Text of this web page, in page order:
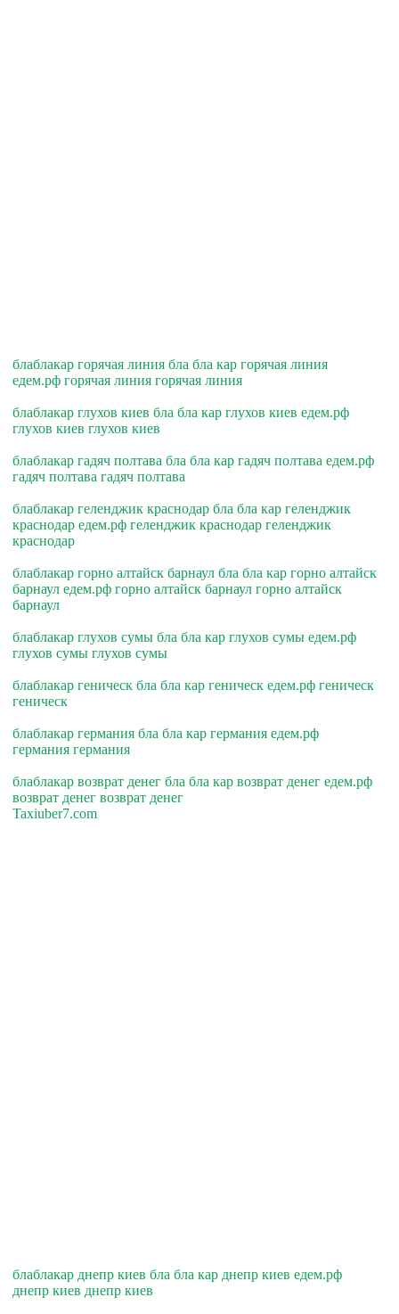
блаблакар горячая линия бла бла кар горячая линия
едем.рф горячая линия горячая линия
блаблакар глухов киев бла бла кар глухов киев едем.рф
глухов киев глухов киев
блаблакар гадяч полтава бла бла кар гадяч полтава едем.рф
гадяч полтава гадяч полтава
блаблакар геленджик краснодар бла бла кар геленджик
краснодар едем.рф геленджик краснодар геленджик
краснодар
блаблакар горно алтайск барнаул бла бла кар горно алтайск
барнаул едем.рф горно алтайск барнаул горно алтайск
барнаул
блаблакар глухов сумы бла бла кар глухов сумы едем.рф
глухов сумы глухов сумы
блаблакар геническ бла бла кар геническ едем.рф геническ
геническ
блаблакар германия бла бла кар германия едем.рф
германия германия
блаблакар возврат денег бла бла кар возврат денег едем.рф
возврат денег возврат денег
Taxiuber7.com
блаблакар днепр киев бла бла кар днепр киев едем.рф
днепр киев днепр киев